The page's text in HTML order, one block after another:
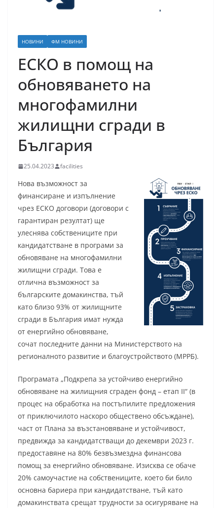
НОВИНИ ФМ НОВИНИ
ЕСКО в помощ на
обновяването на
многофамилни
жилищни сгради в
България
25.04.2023 facilities
Нова възможност за
финансиране и изпълнение
чрез ЕСКО договори (договори с
гарантиран резултат) ще
улеснява собствениците при
кандидатстване в програми за
обновяване на многофамилни
жилищни сгради. Това е
отлична възможност за
българските домакинства, тъй
като близо 93% от жилищните
сгради в България имат нужда
от енергийно обновяване,
сочат последните данни на Министерството на
регионалното развитие и благоустройството (МРРБ).
Програмата „Подкрепа за устойчиво енергийно
обновяване на жилищния сграден фонд – етап II“ (в
процес на обработка на постъпилите предложения
от приключилото наскоро обществено обсъждане),
част от Плана за възстановяване и устойчивост,
предвижда за кандидатстващи до декември 2023 г.
предоставяне на 80% безвъзмездна финансова
помощ за енергийно обновяване. Изисква се обаче
20% самоучастие на собствениците, което би било
основна бариера при кандидатстване, тъй като
домакинствата срещат трудности за осигуряване на